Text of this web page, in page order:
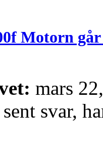
Motorn
mars
svar,